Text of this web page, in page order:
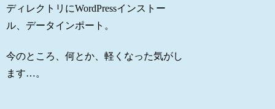
ディレクトリにWordPressインストー
ル、データインポート。
今のところ、何とか、軽くなった気がし
ます…。